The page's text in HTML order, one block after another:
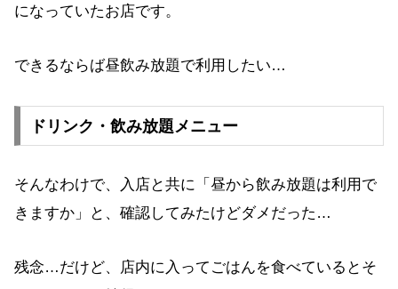
になっていたお店です。
できるならば昼飲み放題で利用したい…
ドリンク・飲み放題メニュー
そんなわけで、入店と共に「昼から飲み放題は利用で
きますか」と、確認してみたけどダメだった…
残念…だけど、店内に入ってごはんを食べているとそ